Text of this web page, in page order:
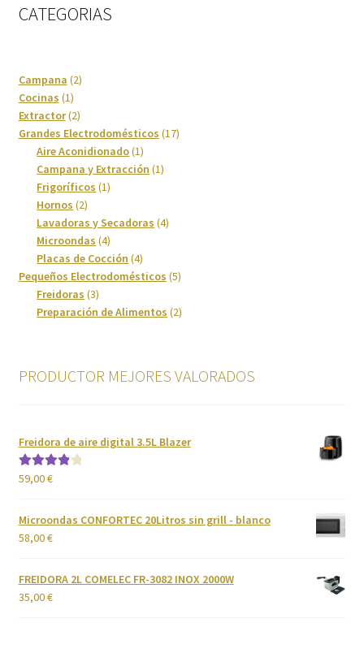
CATEGORIAS
Campana 22
Cocinas 11
producto
Extractor 22
productos
Grandes Electrodomésticos 1717
Aire Aconidionado 11
producto
Campana y Extracción 11
Frigoríficos 11
Hornos 22
productos
Lavadoras y Secadoras 44
Microondas 44
productos
Placas de Cocción 44
productos
Pequeños Electrodomésticos 55
Freidoras 33
productos
Preparación de Alimentos 22
PRODUCTOR MEJORES VALORADOS
Freidora de aire digital 3.5L Blazer
Valorado
59,00€
Microondas CONFORTEC 20Litros sin grill - blanco
58,00€
FREIDORA 2L COMELEC FR-3082 INOX 2000W
35,00€